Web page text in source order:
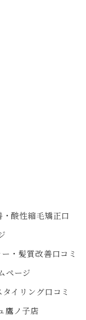
酸性縮毛矯正口
・髪質改善口コミ
ページ
イリング口コミ
鷹ノ子店